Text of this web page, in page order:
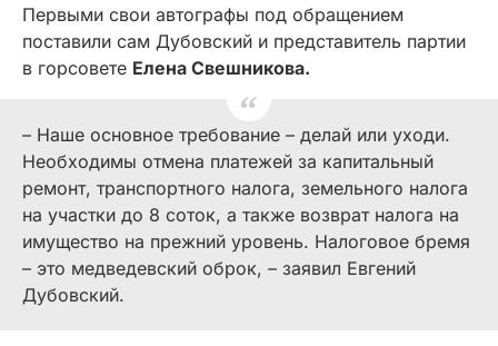
Первыми свои автографы под обращением
поставили сам Дубовский и представитель партии
в горсовете Елена Свешникова.
– Наше основное требование – делай или уходи.
Необходимы отмена платежей за капитальный
ремонт, транспортного налога, земельного налога
на участки до 8 соток, а также возврат налога на
имущество на прежний уровень. Налоговое бремя
– это медведевский оброк, – заявил Евгений
Дубовский.